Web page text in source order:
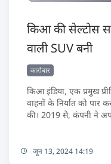
किआ की सेल्टोस
वाली SUV बनी
कारोबार
किआ इंडिया, एक प्रमुख
वाहनों के निर्यात को पार
की। 2019 से, कंपनी ने
जून 13, 2024 14:19